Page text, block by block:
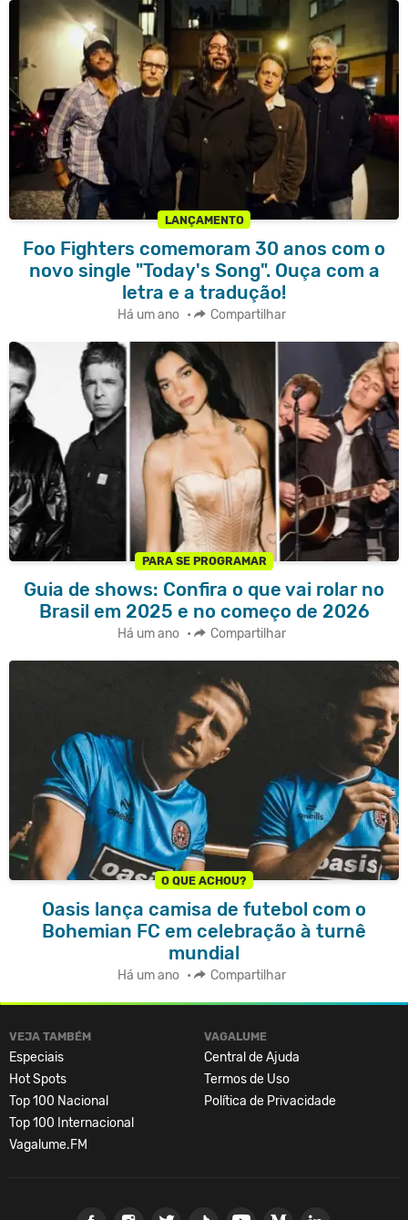
LANÇAMENTO
Foo Fighters comemoram 30 anos com o
novo single "Today's Song". Ouça com a
letra e a tradução!
Há um ano • Compartilhar
PARA SE PROGRAMAR
Guia de shows: Confira o que vai rolar no
Brasil em 2025 e no começo de 2026
Há um ano • Compartilhar
O QUE ACHOU?
Oasis lança camisa de futebol com o
Bohemian FC em celebração à turnê
mundial
Há um ano • Compartilhar
VEJA TAMBÉM
Especiais
Hot Spots
Top 100 Nacional
Top 100 Internacional
Vagalume.FM
VAGALUME
Central de Ajuda
Termos de Uso
Política de Privacidade